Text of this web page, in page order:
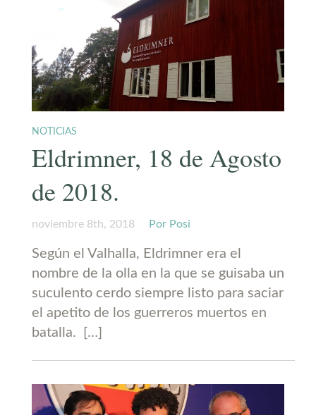
NOTICIAS
Eldrimner, 18 de Agosto
de 2018.
noviembre 8th, 2018 Por Posi
Según el Valhalla, Eldrimner era el
nombre de la olla en la que se guisaba un
suculento cerdo siempre listo para saciar
el apetito de los guerreros muertos en
batalla. […]